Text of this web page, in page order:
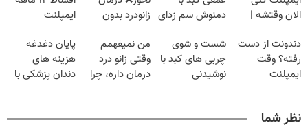
الان وقتشه |
میلیون تومان!!!
دمنوش سم زدای زانودرد بدون
ایمپلنت
دندونت از دست
رفته؟ وقت
ایمپلنت
شست و شوی
چربی های کبد با
نوشیدنی
من نمیفهمم
وقتی زانو درد
درمان داره، چرا
پایان دغدغه
هزینه های
دندان پزشکی با
نظر شما